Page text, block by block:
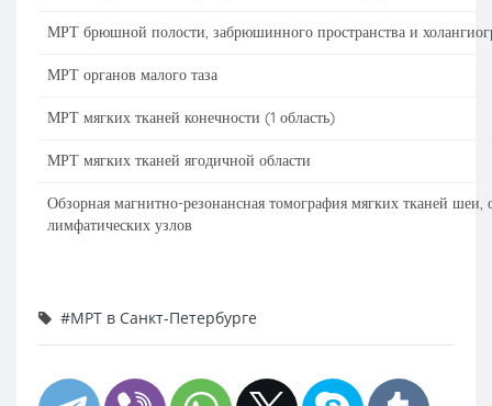
МРТ брюшной полости, забрюшинного пространства и
МРТ органов малого таза
МРТ мягких тканей конечности (1 область)
МРТ мягких тканей ягодичной области
Обзорная магнитно-резонансная томография мягких тканей шеи,
лимфатических узлов
#МРТ в Санкт-Петербурге